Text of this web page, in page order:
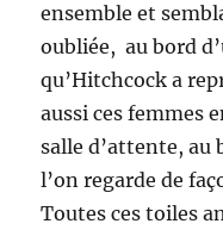
ensemble et
oubliée, au bord
qu’Hitchcock a
aussi ces femmes
salle d’attente, au
l’on regarde de
Toutes ces toiles